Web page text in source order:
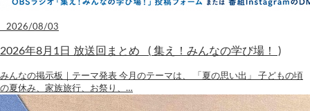
2026/08/03
2026年8月1日 放送回まとめ ( 集え！みんなの学び場！ )
みんなの掲示板｜テーマ発表 今月のテーマは、 「夏の思い出」 子どもの頃
の夏休み、家族旅行、お祭り、…